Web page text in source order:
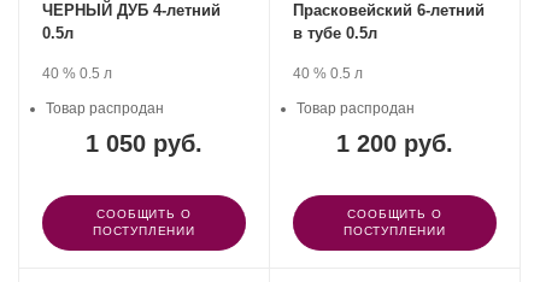
ЧЕРНЫЙ ДУБ 4-летний
0.5л
Производитель:
компаний
.Крепость
40 %. Объем
0.5 л
1 050 руб.
Товар распродан
СООБЩИТЬ О
ПОСТУПЛЕНИИ
Прасковейский 6-летний
в тубе 0.5л
Производитель:
винзавод.
.Крепость
40 %. Объем
0.5 л
1 200 руб.
Товар распродан
СООБЩИТЬ О
ПОСТУПЛЕНИИ